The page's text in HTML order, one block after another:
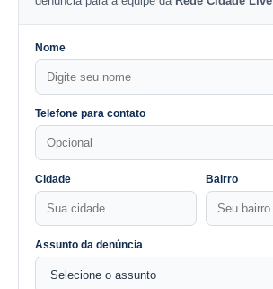
Nome
Telefone para contato
Cidade Bairro
Assunto da denúncia